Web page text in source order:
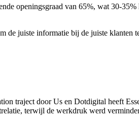
openingsgraad van 65%, wat 30-
de juiste informatie bij de juiste
traject door Us en Dotdigital heeft
terwijl de werkdruk werd